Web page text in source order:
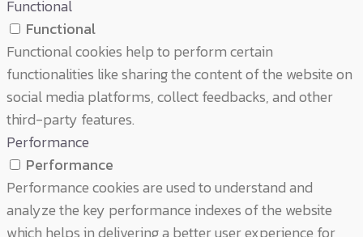
Functional
Functional
Functional cookies help to perform certain
functionalities like sharing the content of the website on
social media platforms, collect feedbacks, and other
third-party features.
Performance
Performance
Performance cookies are used to understand and
analyze the key performance indexes of the website